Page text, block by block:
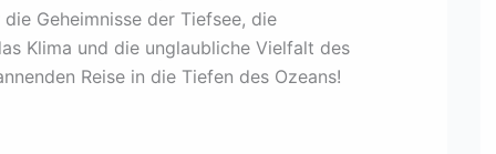
regeln.
Geheimnisse der Tiefsee, die
Klima und die unglaubliche Vielfalt des
Reise in die Tiefen des Ozeans!